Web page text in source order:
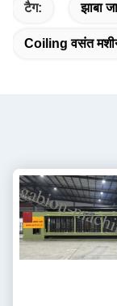
टैग: झाबा
Coiling वसंत